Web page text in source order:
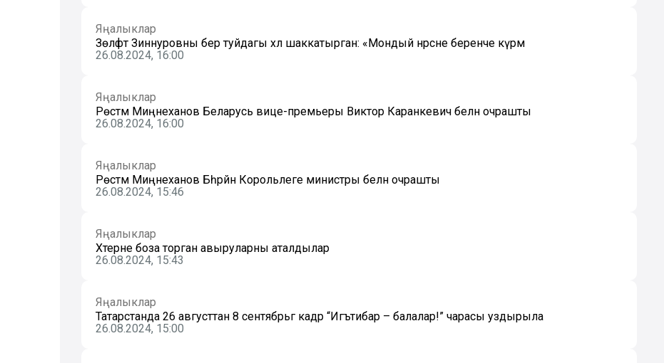
Яңалыклар
Зөлфәт Зиннуровны бер туйдагы хәл шаккатырган: «Мондый нәрсәне беренче күрәм
26.08.2024, 16:00
Яңалыклар
Рөстәм Миңнеханов Беларусь вице-премьеры Виктор Каранкевич белән очрашты
26.08.2024, 16:00
Яңалыклар
Рөстәм Миңнеханов Бәһрәйн Корольлеге министры белән очрашты
26.08.2024, 15:46
Яңалыклар
Хәтерне боза торган авыруларны аталдылар
26.08.2024, 15:43
Яңалыклар
Татарстанда 26 августтан 8 сентябрьгә кадәр “Игътибар – балалар!” чарасы уздырыла
26.08.2024, 15:00